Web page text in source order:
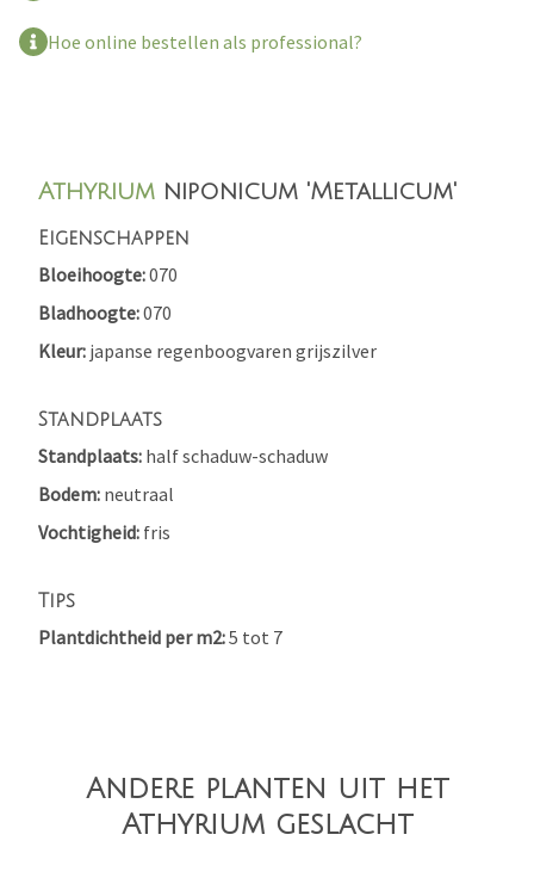
Hoe online bestellen als professional?
Athyrium niponicum 'Metallicum'
Eigenschappen
Bloeihoogte 070
Bladhoogte 070
Kleur japanse regenboogvaren grijszilver
Standplaats
Standplaats half schaduw-schaduw
Bodem neutraal
Vochtigheid fris
Tips
Plantdichtheid per m2 5 tot 7
Andere planten uit het
Athyrium geslacht